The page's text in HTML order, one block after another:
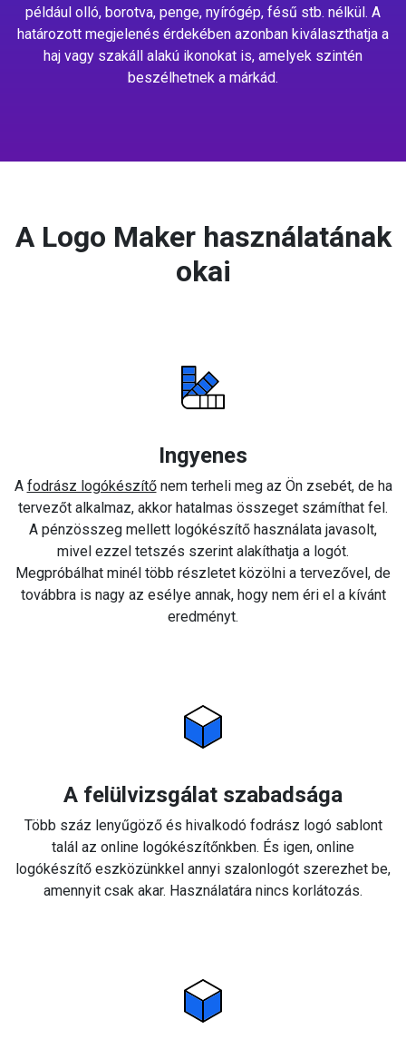
például olló, borotva, penge, nyírógép, fésű stb. nélkül. A
határozott megjelenés érdekében azonban kiválaszthatja a
haj vagy szakáll alakú ikonokat is, amelyek szintén
beszélhetnek a márkád.
A Logo Maker használatának
okai
Ingyenes
A fodrász logókészítőnem terheli meg az Ön zsebét, de ha
tervezőt alkalmaz, akkor hatalmas összeget számíthat fel.
A pénzösszeg mellett logókészítő használata javasolt,
mivel ezzel tetszés szerint alakíthatja a logót.
Megpróbálhat minél több részletet közölni a tervezővel, de
továbbra is nagy az esélye annak, hogy nem éri el a kívánt
eredményt.
A felülvizsgálat szabadsága
Több száz lenyűgöző és hivalkodó fodrász logó sablont
talál az online logókészítőnkben. És igen, online
logókészítő eszközünkkel annyi szalonlogót szerezhet be,
amennyit csak akar. Használatára nincs korlátozás.